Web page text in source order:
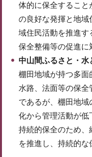
体的に保全すること
の良好な発揮と地域
域住民活動を推進す
保全整備等の促進に
中山間ふるさと・水
棚田地域が持つ多面
水路、法面等の保全
であるが、棚田地
化から管理活動が低
持続的保全のため、
を推進し、持続的な